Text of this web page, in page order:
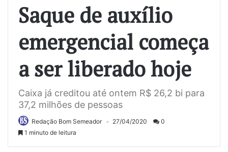
Saque de auxílio
emergencial começa
a ser liberado hoje
Caixa já creditou até ontem R$ 26,2 bi para
37,2 milhões de pessoas
Redação Bom Semeador 27/04/2020
0
1 minuto de leitura